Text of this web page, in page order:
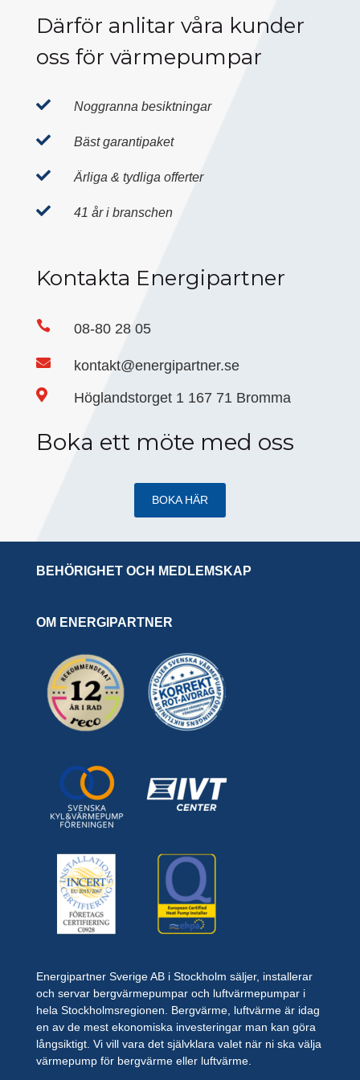
Därför anlitar våra kunder
oss för värmepumpar
 Noggranna besiktningar
 Bäst garantipaket
 Ärliga & tydliga offerter
 41 år i branschen
Kontakta Energipartner
 08-80 28 05
 kontakt@energipartner.se
 Höglandstorget 1 167 71 Bromma
Boka ett möte med oss
BOKA HÄR
BEHÖRIGHET OCH MEDLEMSKAP
OM ENERGIPARTNER
Energipartner Sverige AB i Stockholm säljer, installerar
och servar bergvärmepumpar och luftvärmepumpar i
hela Stockholmsregionen. Bergvärme, luftvärme är idag
en av de mest ekonomiska investeringar man kan göra
långsiktigt. Vi vill vara det självklara valet när ni ska välja
värmepump för bergvärme eller luftvärme.